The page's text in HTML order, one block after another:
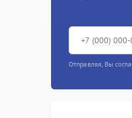
Отправляя, Вы